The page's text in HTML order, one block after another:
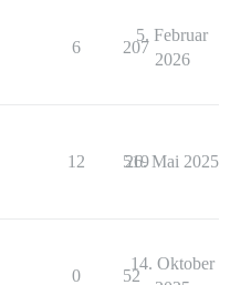
6 207
5. Februar
2026
12 519
26. Mai 2025
0 52
14. Oktober